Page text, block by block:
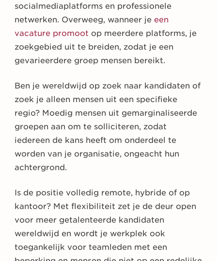
socialmediaplatforms en professionele
netwerken. Overweeg, wanneer je een
vacature promoot op meerdere platforms, je
zoekgebied uit te breiden, zodat je een
gevarieerdere groep mensen bereikt.
Ben je wereldwijd op zoek naar kandidaten of
zoek je alleen mensen uit een specifieke
regio? Moedig mensen uit gemarginaliseerde
groepen aan om te solliciteren, zodat
iedereen de kans heeft om onderdeel te
worden van je organisatie, ongeacht hun
achtergrond.
Is de positie volledig remote, hybride of op
kantoor? Met flexibiliteit zet je de deur open
voor meer getalenteerde kandidaten
wereldwijd en wordt je werkplek ook
toegankelijk voor teamleden met een